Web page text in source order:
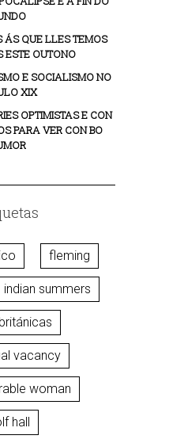
ÁS QUE LLES TEMOS
OUTONO
E SOCIALISMO NO
XIX
OPTIMISTAS E CON
PARA VER CON BO
fleming
indian summers
vacancy
woman
hall